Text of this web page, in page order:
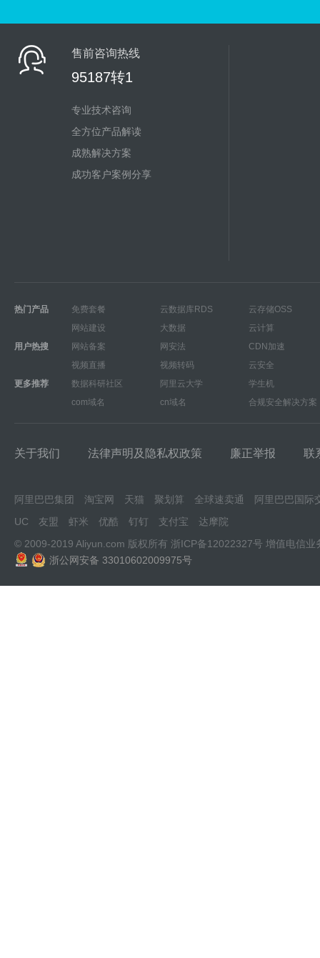
售前咨询热线
95187转1
专业技术咨询
全方位产品解读
成熟解决方案
成功客户案例分享
热门产品 免费套餐 云数据库RDS
云存储OSS
网站建设
大数据
云计算
用户热搜
网站备案 网安法
CDN加速
视频直播
视频转码
云安全
更多推荐
数据科研社区 阿里云大学
学生机
com域名
cn域名 合规安全解决方案
关于我们 法律声明及隐私权政策 廉正举报 联
阿里巴巴集团 淘宝网 天猫 聚划算 全球速卖通
阿里巴巴国际
UC
友盟 虾米 优酷 钉钉 支付宝
达摩院
© 2009-2019 Aliyun.com 版权所有 浙ICP备12022327号 增值电信业
浙公网安备 33010602009975号